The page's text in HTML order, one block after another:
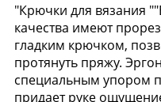
"Крючки для вязания
качества имеют
гладким крючком,
протянуть пряжу.
специальным упором
придает руке